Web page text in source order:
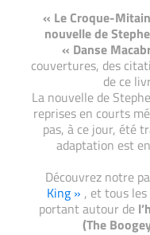
« Le Croque-
nouvelle de
« Danse
couvertures, des
de ce
La nouvelle de
reprises en courts
pas, à ce jour, été
adaptation est
Découvrez notre
King » , et tous
portant autour de
(The